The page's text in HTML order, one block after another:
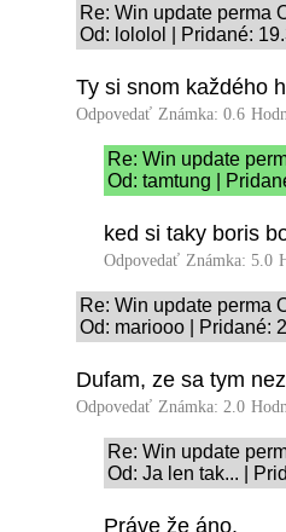
Re: Win update perma
Od: lololol | Pridané:
Ty si snom každého
Odpovedať Známka: 0.6
Re: Win update
Od: tamtung |
ked si taky boris
Odpovedať Známka: 5.0
Re: Win update perma
Od: mariooo | Pridané:
Dufam, ze sa tym
Odpovedať Známka: 2.0
Re: Win update
Od: Ja len tak... |
Práve že áno.